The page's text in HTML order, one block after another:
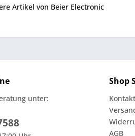
Artikel von Beier Electronic
unter:
Shop
Kontakt
AGB